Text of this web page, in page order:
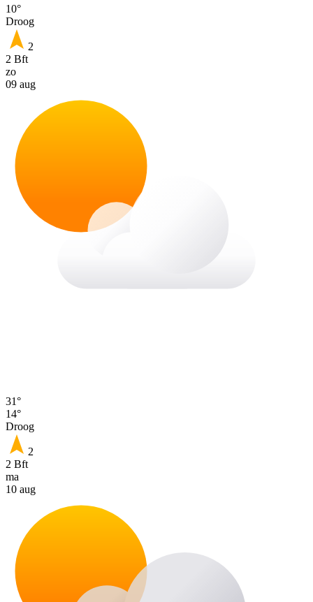
10°
Droog
2
2 Bft
zo
09 aug
31°
14°
Droog
2
2 Bft
ma
10 aug